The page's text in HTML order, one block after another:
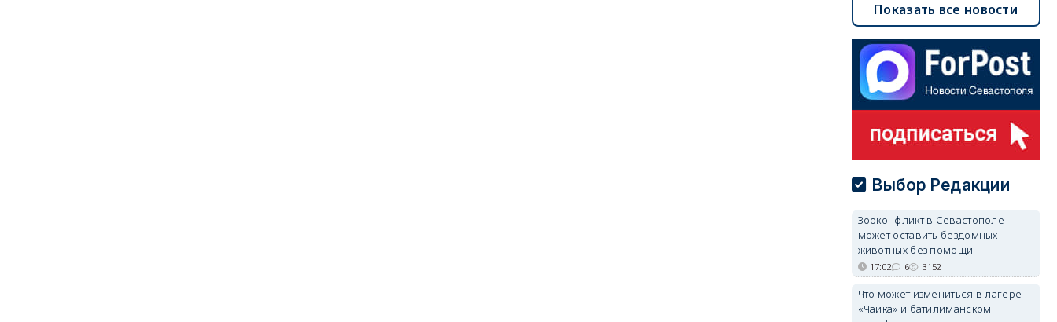
Показать все новости
Выбор Редакции
Зооконфликт в Севастополе
может оставить бездомных
животных без помощи
17:02 6 3152
Что может измениться в лагере
«Чайка» и батилиманском